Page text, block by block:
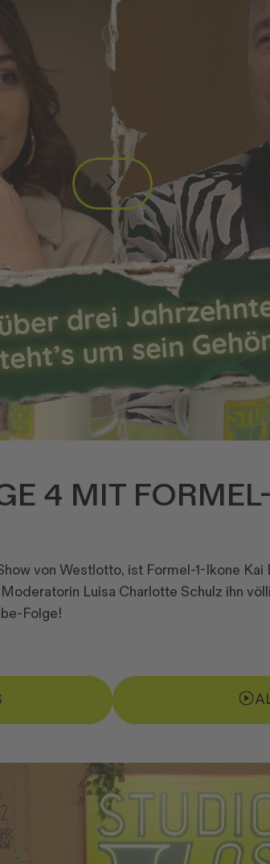
4 MIT
von Westlotto, ist Formel-1-Ikone Kai
Luisa Charlotte Schulz ihn
Folge!